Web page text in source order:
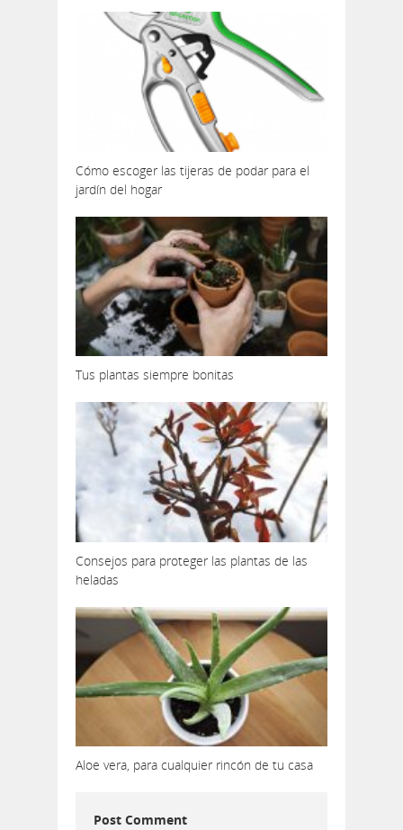
Cómo escoger las tijeras de podar para el
jardín del hogar
Tus plantas siempre bonitas
Consejos para proteger las plantas de las
heladas
Aloe vera, para cualquier rincón de tu casa
Post Comment